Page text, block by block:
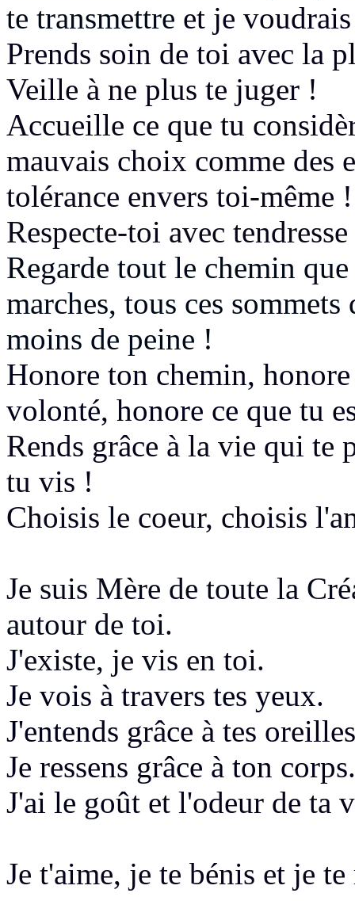
te transmettre et je
Prends soin de toi avec la
Veille à ne plus te juger !
Accueille ce que tu
mauvais choix comme des
tolérance envers toi-même !
Respecte-toi avec
Regarde tout le chemin
marches, tous ces
moins de peine !
Honore ton chemin,
volonté, honore ce que tu
Rends grâce à la vie qui te
tu vis !
Choisis le coeur, choisis
Je suis Mère de toute la
autour de toi.
J'existe, je vis en toi.
Je vois à travers tes yeux.
J'entends grâce à tes
Je ressens grâce à ton corps.
J'ai le goût et l'odeur de ta
Je t'aime, je te bénis et je